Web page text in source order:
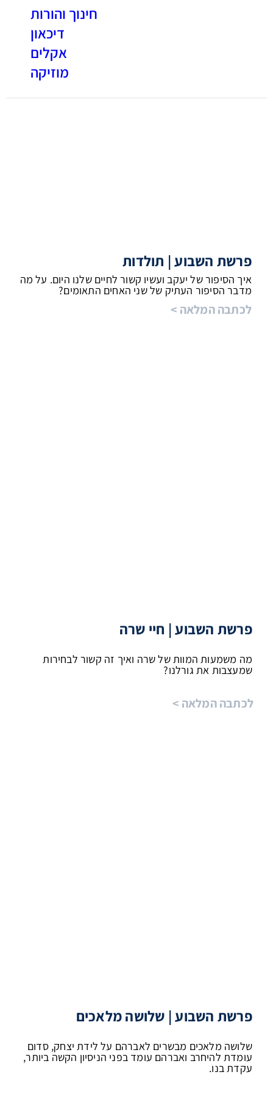
חינוך והורות
דיכאון
אקלים
מוזיקה
פרשת השבוע | תולדות
איך הסיפור של יעקב ועשיו קשור לחיים שלנו היום. על מה
מדבר הסיפור העתיק של שני האחים התאומים?
< לכתבה המלאה
פרשת השבוע | חיי שרה
מה משמעות המוות של שרה ואיך זה קשור לבחירות
שמעצבות את גורלנו?
לכתבה המלאה >
פרשת השבוע | שלושה מלאכים
שלושה מלאכים מבשרים לאברהם על לידת יצחק, סדום
עומדת להיחרב ואברהם עומד בפני הניסיון הקשה ביותר,
עקדת בנו.